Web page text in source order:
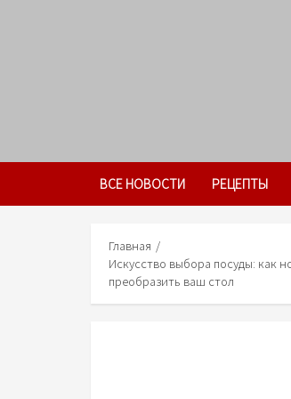
ВСЕ НОВОСТИ РЕЦЕПТЫ
Главная
Искусство выбора посуды: как
преобразить ваш стол